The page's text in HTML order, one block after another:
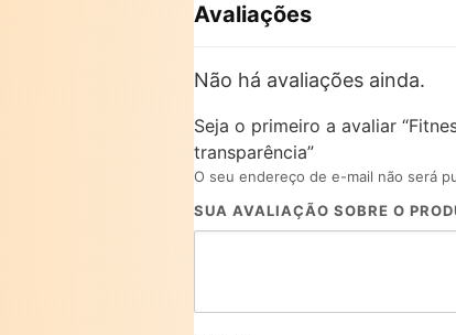
Avaliações
Não há avaliações ainda.
Seja o primeiro a avaliar
transparência”
O seu endereço de e-mail não será
SUA AVALIAÇÃO SOBRE O